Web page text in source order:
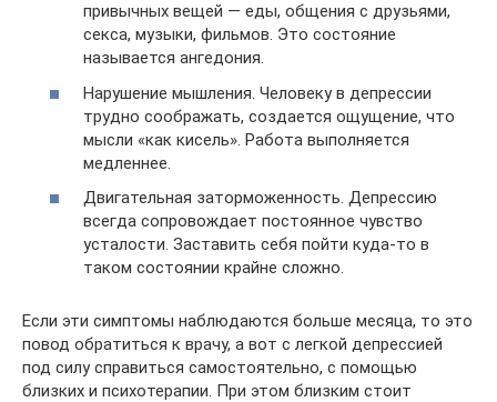
привычных вещей — еды, общения с друзьями,
секса, музыки, фильмов. Это состояние
называется ангедония.
Нарушение мышления. Человеку в депрессии
трудно соображать, создается ощущение, что
мысли «как кисель». Работа выполняется
медленнее.
Двигательная заторможенность. Депрессию
всегда сопровождает постоянное чувство
усталости. Заставить себя пойти куда-то в
таком состоянии крайне сложно.
Если эти симптомы наблюдаются больше месяца, то это
повод обратиться к врачу, а вот с легкой депрессией
под силу справиться самостоятельно, с помощью
близких и психотерапии. При этом близким стоит